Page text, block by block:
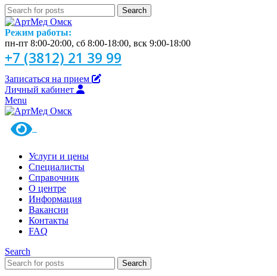
Search
Режим работы:
пн-пт 8:00-20:00, сб 8:00-18:00, вск 9:00-18:00
+7 (3812) 21 39 99
Записаться на прием
Личный кабинет
Menu
Услуги и цены
Специалисты
Справочник
О центре
Информация
Вакансии
Контакты
FAQ
Search
Search